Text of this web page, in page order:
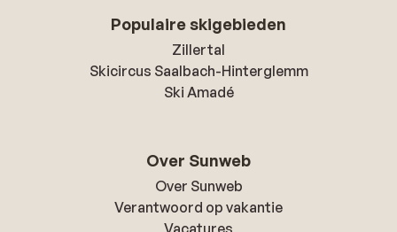
Populaire skigebieden
Zillertal
Skicircus Saalbach-Hinterglemm
Ski Amadé
Over Sunweb
Over Sunweb
Verantwoord op vakantie
Vacatures